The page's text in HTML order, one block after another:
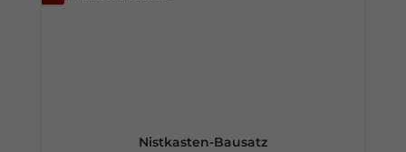
Nistkasten-Bausatz